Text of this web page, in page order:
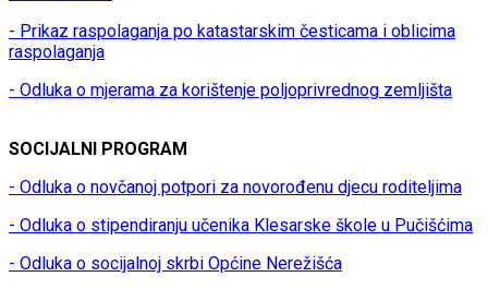
- Prikaz raspolaganja po katastarskim česticama i oblicima
raspolaganja
- Odluka o mjerama za korištenje poljoprivrednog zemljišta
SOCIJALNI PROGRAM
- Odluka o novčanoj potpori za novorođenu djecu roditeljima
- Odluka o stipendiranju učenika Klesarske škole u Pučišćima
- Odluka o socijalnoj skrbi Općine Nerežišća